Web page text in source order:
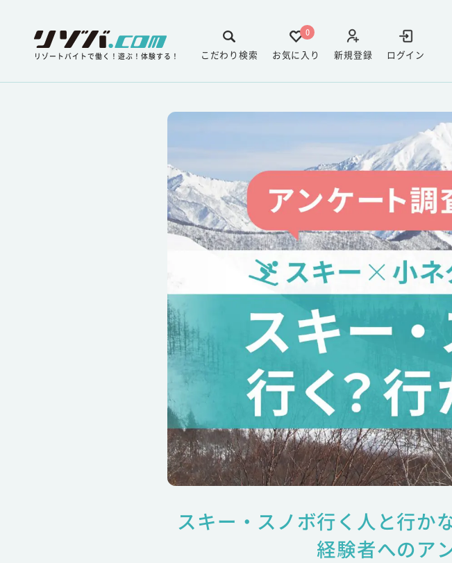
リゾートバイトで働く！遊ぶ！体験する！ ログイン
新規登録
0
お気に入り
こだわり検索
スキー・スノボ行く人と行か
経験者へのア